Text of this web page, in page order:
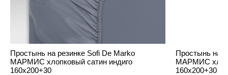
Простынь на резинке Sofi De Marko
МАРМИС хлопковый сатин индиго
160х200+30
Простынь на
МАРМИС
160х200+30